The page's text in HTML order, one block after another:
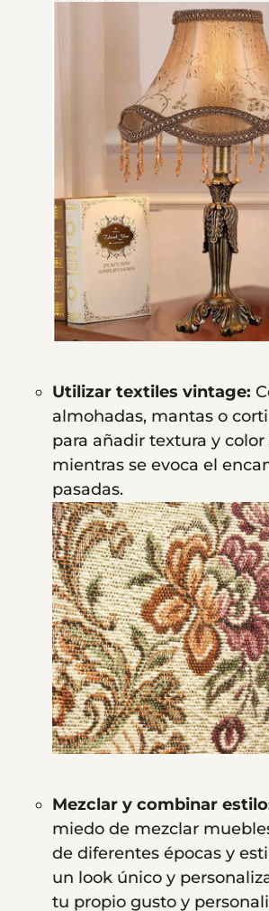
Utilizar textiles vintage:
almohadas, mantas o
para añadir textura y
mientras se evoca el
pasadas.
Mezclar y combinar
miedo de mezclar
de diferentes épocas y
un look único y
tu propio gusto y